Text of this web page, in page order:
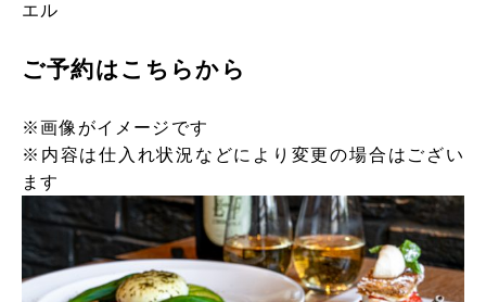
エル
ご予約はこちらから
※画像がイメージです
※内容は仕入れ状況などにより変更の場合はござい
ます